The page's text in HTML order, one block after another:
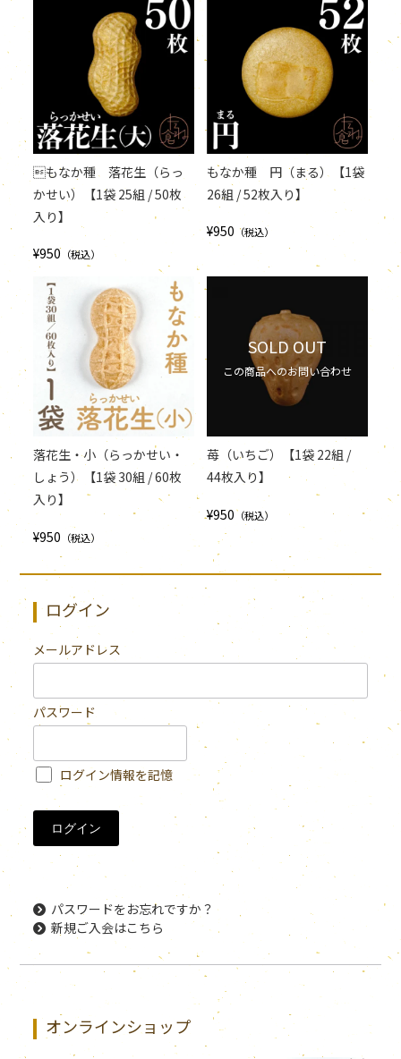
もなか種 落花生（らっ
かせい）【1袋 25組 / 50枚
入り】
¥950 （税込）
もなか種 円（まる）【1袋
26組 / 52枚入り】
¥950 （税込）
落花生・小（らっかせい・
しょう）【1袋 30組 / 60枚
入り】
¥950 （税込）
SOLD OUT
この商品へのお問い合わせ
苺（いちご）【1袋 22組 /
44枚入り】
¥950 （税込）
ログイン
メールアドレス
パスワード
ログイン情報を記憶
パスワードをお忘れですか？
新規ご入会はこちら
オンラインショップ